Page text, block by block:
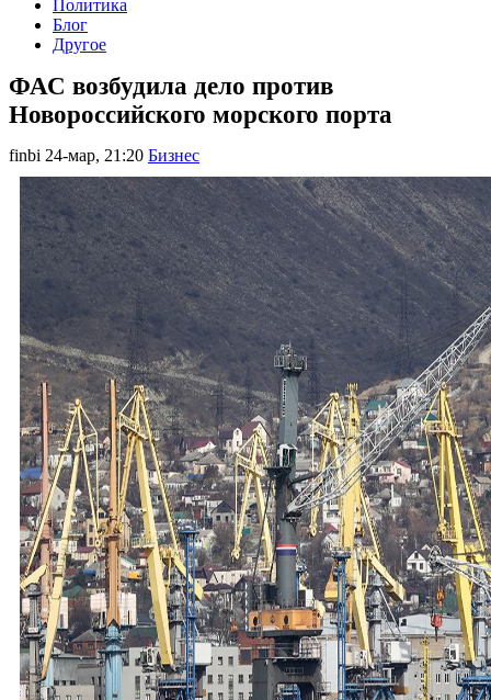
Политика
Блог
Другое
ФАС возбудила дело против
Новороссийского морского порта
finbi 24-мар, 21:20 Бизнес